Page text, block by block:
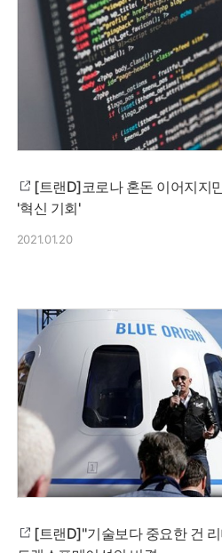
[트랜D]코로나 혼돈 이어지지
'혁신 기회'
2021.01.20
[트랜D]"기술보다 중요한 건